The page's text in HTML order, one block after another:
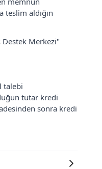
teslim aldığın
Merkezi"
talebi
tutar kredi
sonra kredi